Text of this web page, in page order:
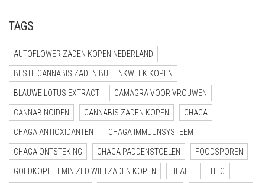
TAGS
AUTOFLOWER ZADEN KOPEN NEDERLAND
BESTE CANNABIS ZADEN BUITENKWEEK KOPEN
BLAUWE LOTUS EXTRACT CAMAGRA VOOR VROUWEN
CANNABINOIDEN CANNABIS ZADEN KOPEN CHAGA
CHAGA ANTIOXIDANTEN CHAGA IMMUUNSYSTEEM
CHAGA ONTSTEKING CHAGA PADDENSTOELEN FOODSPOREN
GOEDKOPE FEMINIZED WIETZADEN KOPEN HEALTH HHC